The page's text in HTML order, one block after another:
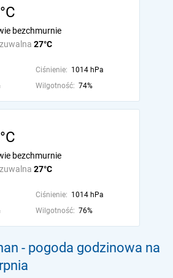
27°C
bezchmurnie
Ciśnienie: 1014 hPa
Wilgotność: 74%
27°C
bezchmurnie
Ciśnienie: 1014 hPa
Wilgotność: 76%
- pogoda godzinowa na